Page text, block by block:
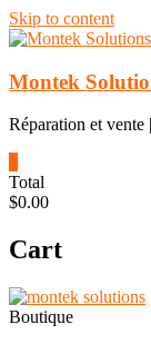
Skip to content
Montek
Réparation et
Total
$0.00
Cart
Boutique